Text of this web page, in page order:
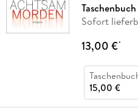
Taschenbuch
Sofort
13,00 €*
15,00 €